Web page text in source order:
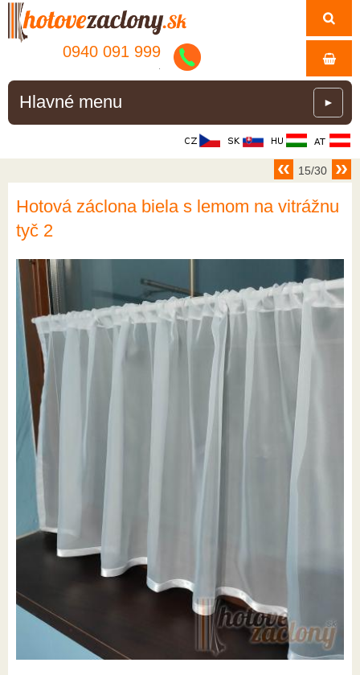
0940 091 999
Hlavné menu ►
15/30
Hotová záclona biela s lemom na vitrážnu
tyč 2